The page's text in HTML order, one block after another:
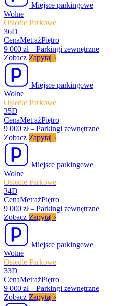
Miejsce parkingowe
Wolne
Osiedle Parkowe
36D
CenaMetrażPiętro
9 000 zł – Parkingi zewnętrzne
Zobacz Zapytaj ›
Miejsce parkingowe
Wolne
Osiedle Parkowe
35D
CenaMetrażPiętro
9 000 zł – Parkingi zewnętrzne
Zobacz Zapytaj ›
Miejsce parkingowe
Wolne
Osiedle Parkowe
34D
CenaMetrażPiętro
9 000 zł – Parkingi zewnętrzne
Zobacz Zapytaj ›
Miejsce parkingowe
Wolne
Osiedle Parkowe
33D
CenaMetrażPiętro
9 000 zł – Parkingi zewnętrzne
Zobacz Zapytaj ›